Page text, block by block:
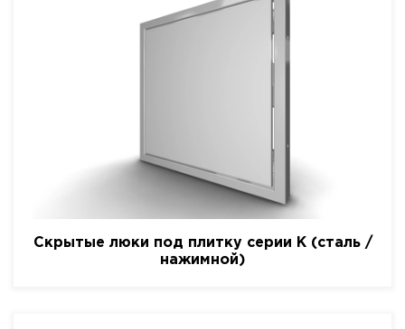
Скрытые люки под плитку серии K (сталь /
нажимной)